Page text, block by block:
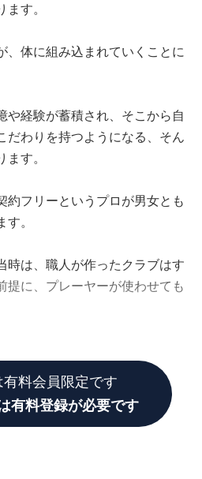
す。
、体に組み込まれていくことに
や経験が蓄積され、そこから自
だわりを持つようになる、そん
す。
約フリーというプロが男女とも
。
時は、職人が作ったクラブはす
提に、プレーヤーが使わせても
有料会員限定です
有料登録が必要です